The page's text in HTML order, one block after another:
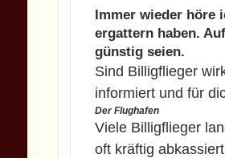
Immer wieder höre
ergattern haben.
günstig seien.
Sind Billigflieger
informiert und für
Der Flughafen
Viele Billigflieger
oft kräftig